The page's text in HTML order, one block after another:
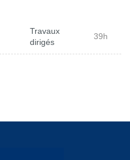
Travaux
dirigés
39h